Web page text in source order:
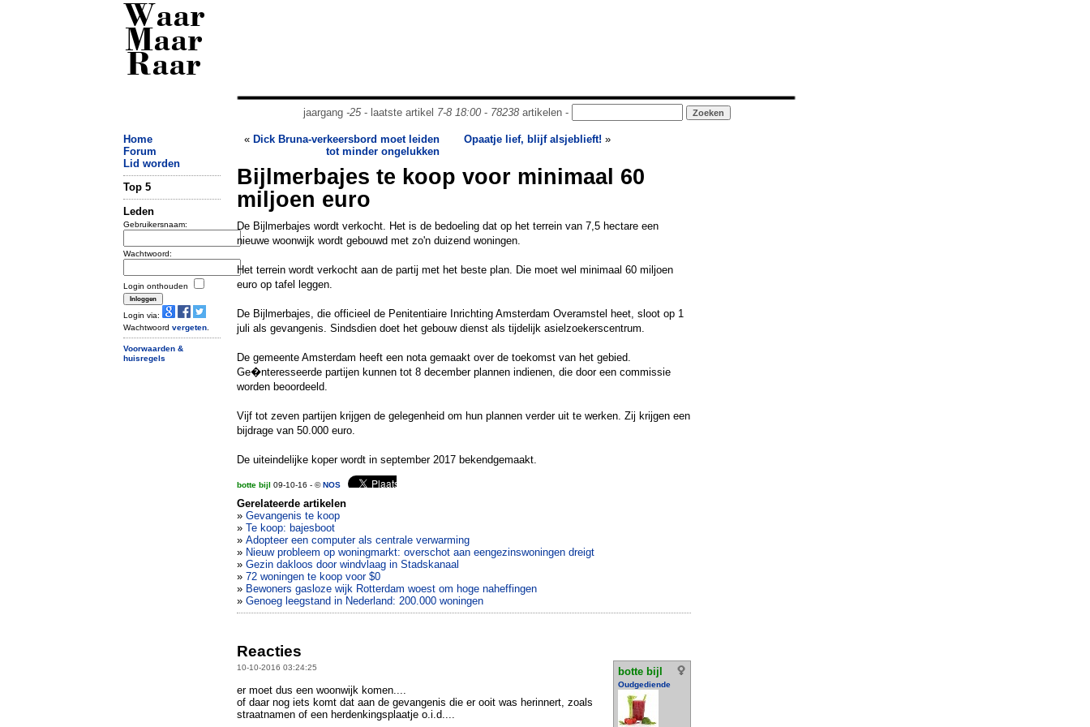
Waar
Maar
Raar
jaargang -25- laatste artikel 7-8 18:00- 78238artikelen -
Home
Forum
Lid worden
Top 5
Leden
Gebruikersnaam:
Wachtwoord:
Login onthouden
Login via:
Wachtwoord vergeten
Voorwaarden &
huisregels
« Dick Bruna-verkeersbord moet leiden
tot minder ongelukken
Opaatje lief, blijf alsjeblieft! »
Bijlmerbajes te koop voor minimaal 60
miljoen euro
De Bijlmerbajes wordt verkocht. Het is de bedoeling dat op het terrein van 7,5 hectare een
nieuwe woonwijk wordt gebouwd met zo'n duizend woningen.
Het terrein wordt verkocht aan de partij met het beste plan. Die moet wel minimaal 60 miljoen
euro op tafel leggen.
De Bijlmerbajes, die officieel de Penitentiaire Inrichting Amsterdam Overamstel heet, sloot op 1
juli als gevangenis. Sindsdien doet het gebouw dienst als tijdelijk asielzoekerscentrum.
De gemeente Amsterdam heeft een nota gemaakt over de toekomst van het gebied.
Ge�nteresseerde partijen kunnen tot 8 december plannen indienen, die door een commissie
worden beoordeeld.
Vijf tot zeven partijen krijgen de gelegenheid om hun plannen verder uit te werken. Zij krijgen een
bijdrage van 50.000 euro.
De uiteindelijke koper wordt in september 2017 bekendgemaakt.
botte bijl 09-10-16 - ©NOS
Gerelateerde artikelen
» Gevangenis te koop
» Te koop: bajesboot
» Adopteer een computer als centrale verwarming
» Nieuw probleem op woningmarkt: overschot aan eengezinswoningen dreigt
» Gezin dakloos door windvlaag in Stadskanaal
» 72 woningen te koop voor $0
» Bewoners gasloze wijk Rotterdam woest om hoge naheffingen
» Genoeg leegstand in Nederland: 200.000 woningen
Reacties
10-10-2016 03:24:25 botte bijl
Oudgediende
er moet dus een woonwijk komen....
of daar nog iets komt dat aan de gevangenis die er ooit was herinnert, zoals
straatnamen of een herdenkingsplaatje o.i.d....